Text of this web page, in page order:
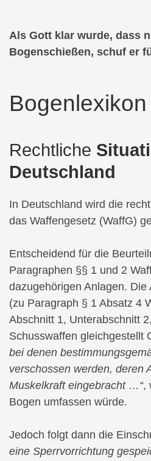
Als Gott klar wurde, dass
Bogenschießen, schuf er
Bogenlexikon
Rechtliche
Deutschland
In Deutschland wird die
das Waffengesetz (WaffG)
Entscheidend für die
Paragraphen §§ 1 und 2
dazugehörigen Anlagen. Die
(zu Paragraph § 1 Absatz 4
Abschnitt 1, Unterabschnitt
Schusswaffen gleichgestellt
bei denen
verschossen werden, deren
Muskelkraft eingebracht …“,
Bogen umfassen würde.
Jedoch folgt dann die
eine Sperrvorrichtung